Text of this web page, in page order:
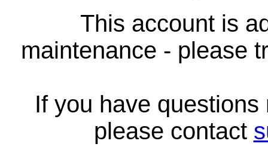
This account is
maintenance - please
If you have
please contact